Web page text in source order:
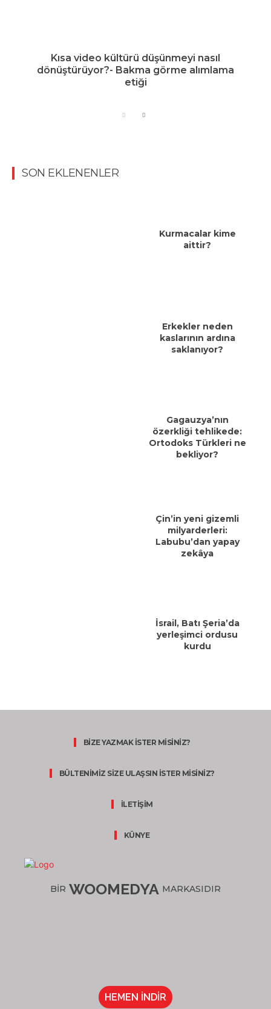
Kısa video kültürü düşünmeyi nasıl
dönüştürüyor?- Bakma görme alımlama
etiği
SON EKLENENLER
Kurmacalar kime
aittir?
Erkekler neden
kaslarının ardına
saklanıyor?
Gagauzya’nın
özerkliği tehlikede:
Ortodoks Türkleri ne
bekliyor?
Çin’in yeni gizemli
milyarderleri:
Labubu’dan yapay
zekâya
İsrail, Batı Şeria’da
yerleşimci ordusu
kurdu
BİZE YAZMAK İSTER MİSİNİZ?
BÜLTENİMİZ SİZE ULAŞSIN İSTER MİSİNİZ?
İLETİŞİM
KÜNYE
BİR WOOMEDYA MARKASIDIR
HEMEN İNDİR